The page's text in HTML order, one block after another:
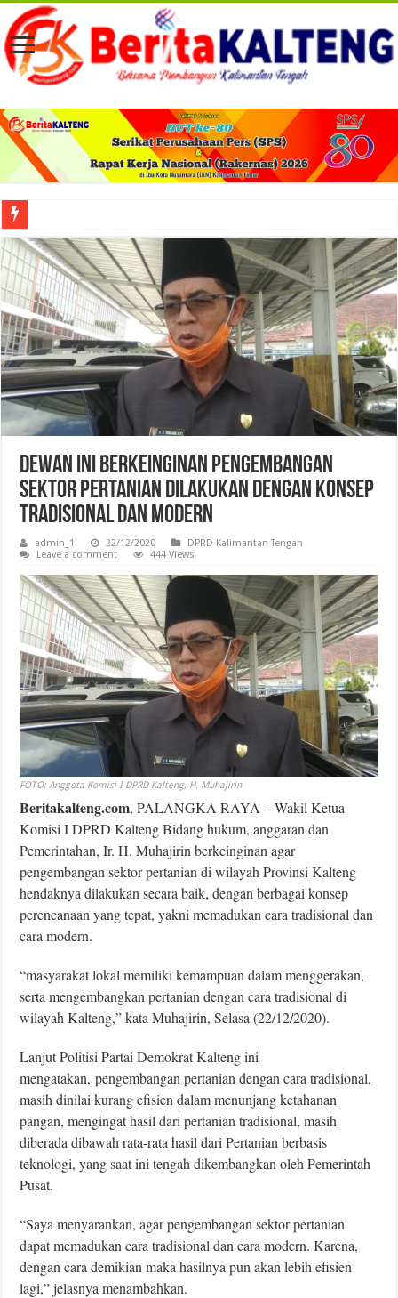
Viral! Selama Dua Bulan Lebih Siltap Serta Tunjangan Pemdes dan BPD di
Dewan Ini Berkeinginan Pengembangan
Sektor Pertanian Dilakukan Dengan Konsep
Tradisional dan Modern
admin_1 22/12/2020
DPRD Kalimantan Tengah
Leave a comment
444 Views
FOTO: Anggota Komisi I DPRD Kalteng, H. Muhajirin
Beritakalteng.com, PALANGKA RAYA – Wakil Ketua
Komisi I DPRD Kalteng Bidang hukum, anggaran dan
Pemerintahan, Ir. H. Muhajirin berkeinginan agar
pengembangan sektor pertanian di wilayah Provinsi Kalteng
hendaknya dilakukan secara baik, dengan berbagai konsep
perencanaan yang tepat, yakni memadukan cara tradisional dan
cara modern.
“masyarakat lokal memiliki kemampuan dalam menggerakan,
serta mengembangkan pertanian dengan cara tradisional di
wilayah Kalteng,” kata Muhajirin, Selasa (22/12/2020).
Lanjut Politisi Partai Demokrat Kalteng ini
mengatakan, pengembangan pertanian dengan cara tradisional,
masih dinilai kurang efisien dalam menunjang ketahanan
pangan, mengingat hasil dari pertanian tradisional, masih
diberada dibawah rata-rata hasil dari Pertanian berbasis
teknologi, yang saat ini tengah dikembangkan oleh Pemerintah
Pusat.
“Saya menyarankan, agar pengembangan sektor pertanian
dapat memadukan cara tradisional dan cara modern. Karena,
dengan cara demikian maka hasilnya pun akan lebih efisien
lagi,” jelasnya menambahkan.